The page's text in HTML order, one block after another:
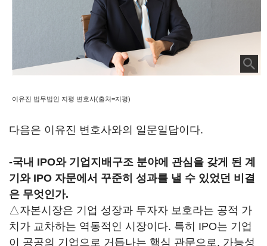
이유진 법무법인 지평 변호사(출처=지평)
다음은 이유진 변호사와의 일문일답이다.
-국내 IPO와 기업지배구조 분야에 관심을 갖게 된 계
기와 IPO 자문에서 꾸준히 성과를 낼 수 있었던 비결
은 무엇인가.
△자본시장은 기업 성장과 투자자 보호라는 공적 가
치가 교차하는 역동적인 시장이다. 특히 IPO는 기업
이 공공의 기업으로 거듭나는 핵심 관문으로, 가능성